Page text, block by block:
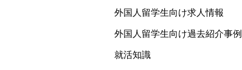
外国人留学生向け求人情報
外国人留学生向け過去紹介事例
就活知識